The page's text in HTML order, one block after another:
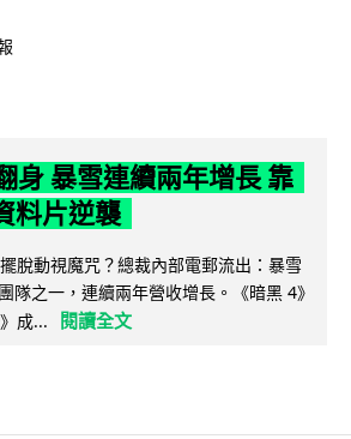
身 暴雪連續兩年增長 靠
料片逆襲
脫動視魔咒？總裁內部電郵流出：暴雪
隊之一，連續兩年營收增長。《暗黑 4》
成...
閱讀全文